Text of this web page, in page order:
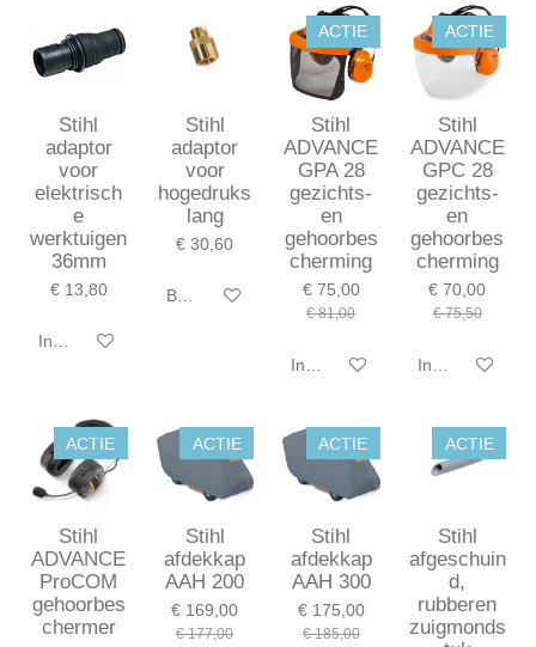
Stihl
adaptor
voor
elektrisch
e
werktuigen
36mm
€ 13,80
In winkelwagen
Stihl
adaptor
voor
hogedruks
lang
€ 30,60
Bekijk details
ACTIE
Stihl
ADVANCE
GPA 28
gezichts-
en
gehoorbes
cherming
€ 75,00
€ 81,00
In winkelwagen
ACTIE
Stihl
ADVANCE
GPC 28
gezichts-
en
gehoorbes
cherming
€ 70,00
€ 75,50
In winkelwagen
ACTIE
Stihl
ADVANCE
ProCOM
gehoorbes
chermer
ACTIE
Stihl
afdekkap
AAH 200
€ 169,00
€ 177,00
ACTIE
Stihl
afdekkap
AAH 300
€ 175,00
€ 185,00
ACTIE
Stihl
afgeschuin
d,
rubberen
zuigmonds